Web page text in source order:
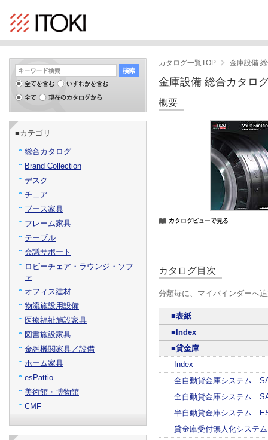
カタログ一覧TOP 金庫設備
金庫設備 総合カタロ
概要
カタログ目次
分類毎に、マイバインダーへ
■表紙
■Index
■貸金庫
Index
全自動貸金庫システム
全自動貸金庫システム
半自動貸金庫システム
貸金庫受付無人化システ
■カテゴリ
総合カタログ
Brand Collection
デスク
チェア
ブース家具
フレーム家具
テーブル
会議サポート
ロビーチェア・ラウンジ・ソフ
ァ
オフィス建材
物流施設用設備
医療福祉施設家具
図書施設家具
金融機関家具／設備
ホーム家具
esPattio
美術館・博物館
CMF